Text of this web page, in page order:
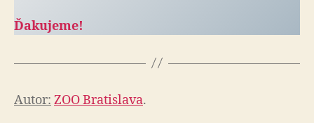
Ďakujeme!
Autor: ZOO Bratislava.